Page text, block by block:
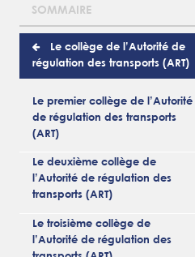
SOMMAIRE
Le collège de l’Autorité de
régulation des transports (ART)
Le premier collège de l’Autorité
de régulation des transports
(ART)
Le deuxième collège de
l’Autorité de régulation des
transports (ART)
Le troisième collège de
l’Autorité de régulation des